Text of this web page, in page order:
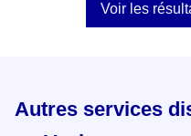
Voir les
Autres services